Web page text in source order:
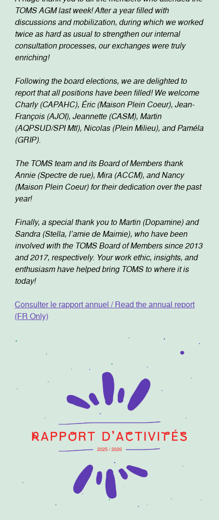
TOMS AGM last week! After a year filled with
discussions and mobilization, during which we worked
twice as hard as usual to strengthen our internal
consultation processes, our exchanges were truly
enriching!
Following the board elections, we are delighted to
report that all positions have been filled! We welcome
Charly (CAPAHC), Éric (Maison Plein Coeur), Jean-
François (AJOI), Jeannette (CASM), Martin
(AQPSUD/SPI Mtl), Nicolas (Plein Milieu), and Paméla
(GRIP).
The TOMS team and its Board of Members thank
Annie (Spectre de rue), Mira (ACCM), and Nancy
(Maison Plein Coeur) for their dedication over the past
year!
Finally, a special thank you to Martin (Dopamine) and
Sandra (Stella, l’amie de Maimie), who have been
involved with the TOMS Board of Members since 2013
and 2017, respectively. Your work ethic, insights, and
enthusiasm have helped bring TOMS to where it is
today!
Consulter le rapport annuel / Read the annual report
(FR Only)